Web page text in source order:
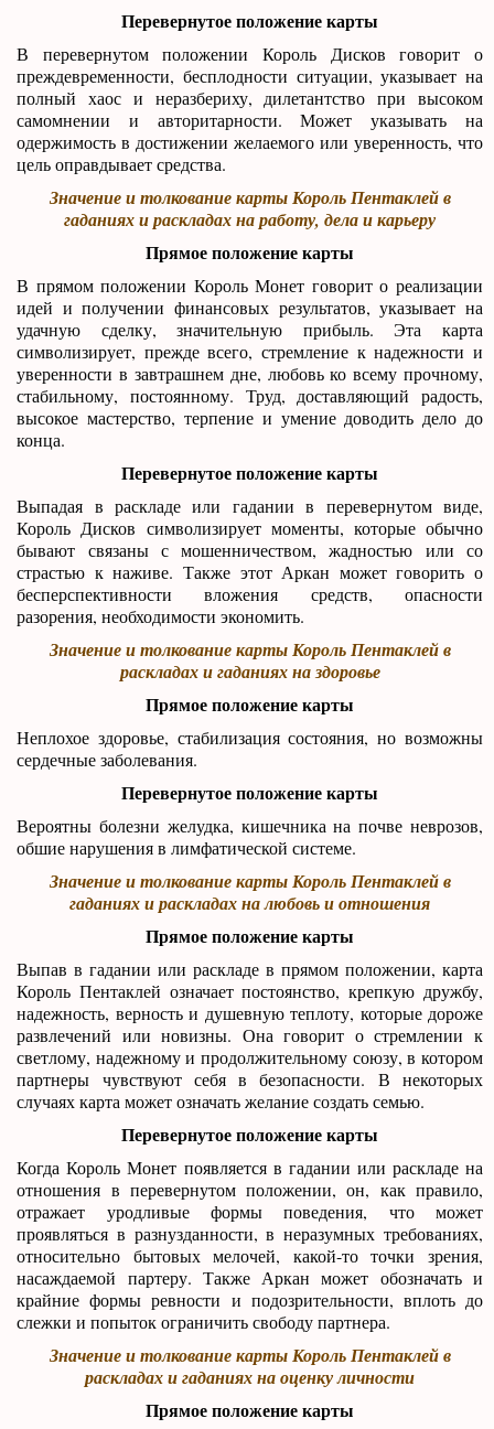
Перевернутое положение карты
В перевернутом положении Король Дисков говорит о
преждевременности, бесплодности ситуации, указывает на
полный хаос и неразбериху, дилетантство при высоком
самомнении и авторитарности. Может указывать на
одержимость в достижении желаемого или уверенность, что
цель оправдывает средства.
Значение и толкование карты Король Пентаклей в
гаданиях и раскладах на работу, дела и карьеру
Прямое положение карты
В прямом положении Король Монет говорит о реализации
идей и получении финансовых результатов, указывает на
удачную сделку, значительную прибыль. Эта карта
символизирует, прежде всего, стремление к надежности и
уверенности в завтрашнем дне, любовь ко всему прочному,
стабильному, постоянному. Труд, доставляющий радость,
высокое мастерство, терпение и умение доводить дело до
конца.
Перевернутое положение карты
Выпадая в раскладе или гадании в перевернутом виде,
Король Дисков символизирует моменты, которые обычно
бывают связаны с мошенничеством, жадностью или со
страстью к наживе. Также этот Аркан может говорить о
бесперспективности вложения средств, опасности
разорения, необходимости экономить.
Значение и толкование карты Король Пентаклей в
раскладах и гаданиях на здоровье
Прямое положение карты
Неплохое здоровье, стабилизация состояния, но возможны
сердечные заболевания.
Перевернутое положение карты
Вероятны болезни желудка, кишечника на почве неврозов,
обшие нарушения в лимфатической системе.
Значение и толкование карты Король Пентаклей в
гаданиях и раскладах на любовь и отношения
Прямое положение карты
Выпав в гадании или раскладе в прямом положении, карта
Король Пентаклей означает постоянство, крепкую дружбу,
надежность, верность и душевную теплоту, которые дороже
развлечений или новизны. Она говорит о стремлении к
светлому, надежному и продолжительному союзу, в котором
партнеры чувствуют себя в безопасности. В некоторых
случаях карта может означать желание создать семью.
Перевернутое положение карты
Когда Король Монет появляется в гадании или раскладе на
отношения в перевернутом положении, он, как правило,
отражает уродливые формы поведения, что может
проявляться в разнузданности, в неразумных требованиях,
относительно бытовых мелочей, какой-то точки зрения,
насаждаемой партеру. Также Аркан может обозначать и
крайние формы ревности и подозрительности, вплоть до
слежки и попыток ограничить свободу партнера.
Значение и толкование карты Король Пентаклей в
раскладах и гаданиях на оценку личности
Прямое положение карты